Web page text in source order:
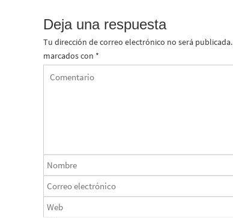
Deja una respuesta
Tu dirección de correo electrónico no será publicada.
marcados con *